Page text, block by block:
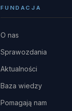
FUNDACJA
O nas
Sprawozdania
Aktualności
Baza wiedzy
Pomagają nam